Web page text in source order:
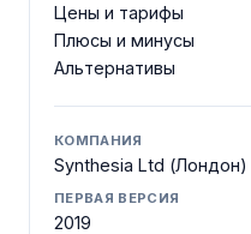
Цены и тарифы
Плюсы и минусы
Альтернативы
КОМПАНИЯ
Synthesia Ltd (Лондон)
ПЕРВАЯ ВЕРСИЯ
2019